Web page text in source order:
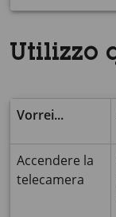
Utilizzo
Vorrei...
Accendere la
telecamera